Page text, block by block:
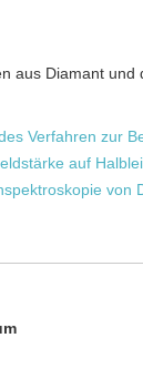
aus Diamant und
Verfahren zur
auf
von